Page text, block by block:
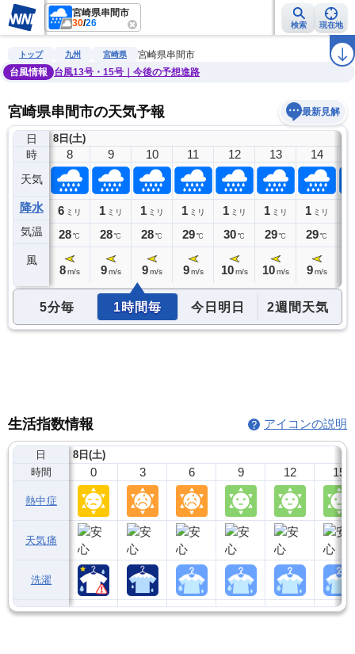
宮崎県串間市
30/26 検索 現在地
雨雲レーダー 台風情報 地震情報 ラ
トップ 九州 宮崎県
宮崎県串間市
台風情報
台風13号・15号｜今後の予想進路
宮崎県串間市の天気予報 最新見解
日
時
天気
降水
気温
風
8日(土)
7
0ミリ
27℃
8
6 ミリ
28℃
8 m/s
9
1 ミリ
28℃
9 m/s
10
1 ミリ
28℃
9 m/s
11
1 ミリ
29℃
9 m/s
12
1 ミリ
30℃
10 m/s
13
1 ミリ
29℃
10 m/s
14
1 ミリ
29℃
9 m/s
5分毎 1時間毎 今日明日 2週間天気
生活指数情報 アイコンの説明
日
時間
熱中症
天気痛
洗濯
8日(土)
0 3 6 9 12 15